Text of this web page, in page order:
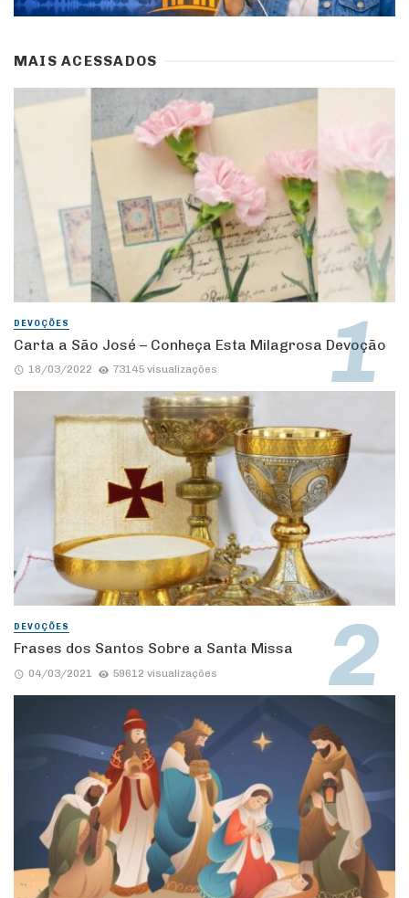
MAIS ACESSADOS
DEVOÇÕES
Carta a São José – Conheça Esta Milagrosa Devoção
18/03/2022 73145 visualizações
DEVOÇÕES
Frases dos Santos Sobre a Santa Missa
04/03/2021 59612 visualizações